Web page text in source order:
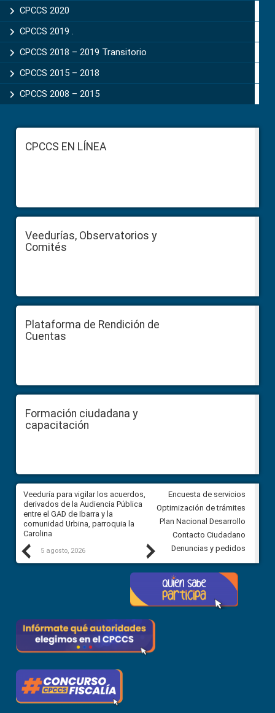
CPCCS 2020
CPCCS 2019 .
CPCCS 2018 – 2019 Transitorio
CPCCS 2015 – 2018
CPCCS 2008 – 2015
FooterCPCCS EN LÍNEA
Veedurías, Observatorios y
Comités
Plataforma de Rendición de
Cuentas
Formación ciudadana y
capacitación
Previous
Veeduría para vigilar los acuerdos,
derivados de la Audiencia Pública
entre el GAD de Ibarra y la
comunidad Urbina, parroquia la
Carolina
5 agosto, 2026
CPCCS convoca a Veeduría
Ciudadana para vigilar el
5 agosto, 2026
Next
Encuesta de servicios
Optimización de trámites
Plan Nacional Desarrollo
Contacto Ciudadano
Denuncias y pedidos